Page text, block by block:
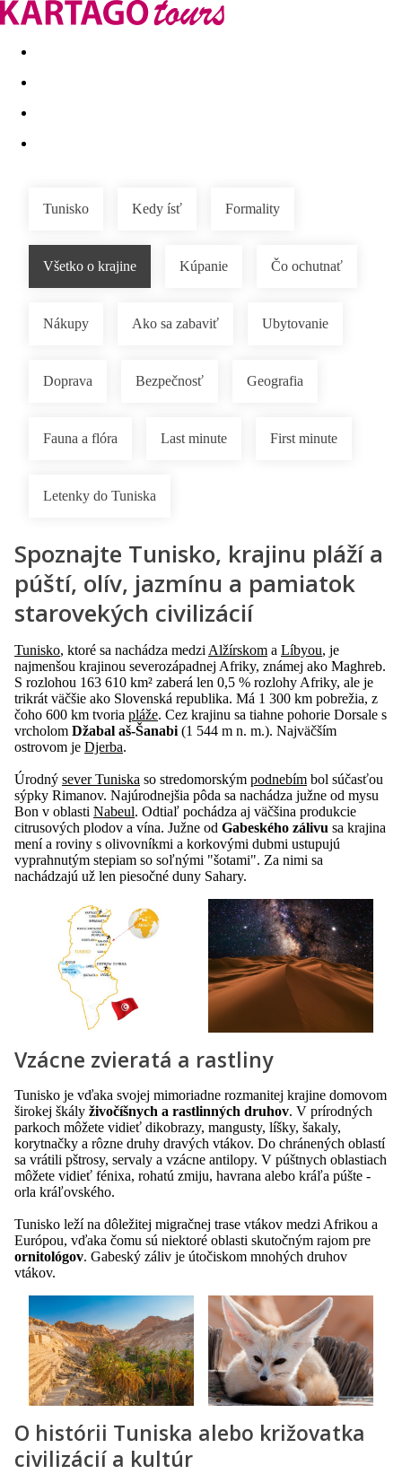
Last minute Dovolenkové kluby
Tunisko Kedy ísť Formality
Všetko o krajine Kúpanie Čo ochutnať
Nákupy Ako sa zabaviť Ubytovanie
Doprava Bezpečnosť Geografia
Fauna a flóra Last minute First minute
Letenky do Tuniska
Spoznajte Tunisko, krajinu pláží a
púští, olív, jazmínu a pamiatok
starovekých civilizácií
Tunisko, ktoré sa nachádza medzi Alžírskom a Líbyou, je
najmenšou krajinou severozápadnej Afriky, známej ako Maghreb.
S rozlohou 163 610 km² zaberá len 0,5 % rozlohy Afriky, ale je
trikrát väčšie ako Slovenská republika. Má 1 300 km pobrežia, z
čoho 600 km tvoria pláže. Cez krajinu sa tiahne pohorie Dorsale s
vrcholom Džabal aš-Šanabi (1 544 m n. m.). Najväčším
ostrovom je Djerba.
Úrodný sever Tuniska so stredomorským podnebím bol súčasťou
sýpky Rimanov. Najúrodnejšia pôda sa nachádza južne od mysu
Bon v oblasti Nabeul. Odtiaľ pochádza aj väčšina produkcie
citrusových plodov a vína. Južne od Gabeského zálivu sa krajina
mení a roviny s olivovníkmi a korkovými dubmi ustupujú
vyprahnutým stepiam so soľnými "šotami". Za nimi sa
nachádzajú už len piesočné duny Sahary.
Vzácne zvieratá a rastliny
Tunisko je vďaka svojej mimoriadne rozmanitej krajine domovom
širokej škály živočíšnych a rastlinných druhov. V prírodných
parkoch môžete vidieť dikobrazy, mangusty, líšky, šakaly,
korytnačky a rôzne druhy dravých vtákov. Do chránených oblastí
sa vrátili pštrosy, servaly a vzácne antilopy. V púštnych oblastiach
môžete vidieť fénixa, rohatú zmiju, havrana alebo kráľa púšte -
orla kráľovského.
Tunisko leží na dôležitej migračnej trase vtákov medzi Afrikou a
Európou, vďaka čomu sú niektoré oblasti skutočným rajom pre
ornitológov. Gabeský záliv je útočiskom mnohých druhov
vtákov.
O histórii Tuniska alebo križovatka
civilizácií a kultúr